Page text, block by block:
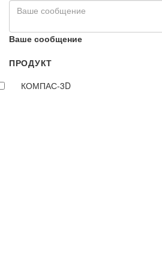
Ваше сообщение
ПРОДУКТ
КОМПАС-3D